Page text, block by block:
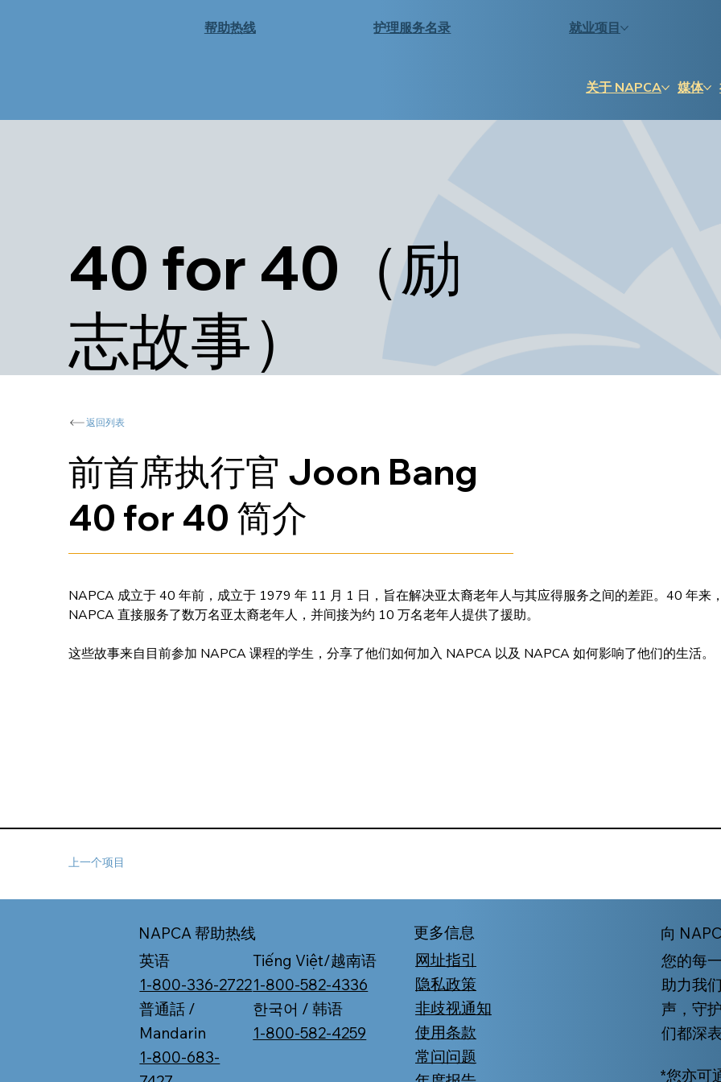
帮助热线 护理服务名录 就业项目
关于 NAPCA 媒体
40 for 40（励
志故事）
返回列表
前首席执行官 Joon Bang
40 for 40 简介
NAPCA 成立于 40 年前，成立于 1979 年 11 月 1 日，旨在解决亚太裔老年人与其应得服务之间的差距。40 年来
NAPCA 直接服务了数万名亚太裔老年人，并间接为约 10 万名老年人提供了援助。
这些故事来自目前参加 NAPCA 课程的学生，分享了他们如何加入 NAPCA 以及 NAPCA 如何影响了他们的生活。
上一个项目
NAPCA 帮助热线
英语
1-800-336-2722
普通話 /
Mandarin
1-800-683-
Tiếng Việt/越南语
1-800-582-4336
한국어 / 韩语
1-800-582-4259
更多信息
网址指引
隐私政策
非歧视通知
使用条款
常问问题
向
您的每
助力我
声，守
们都深
*您亦可